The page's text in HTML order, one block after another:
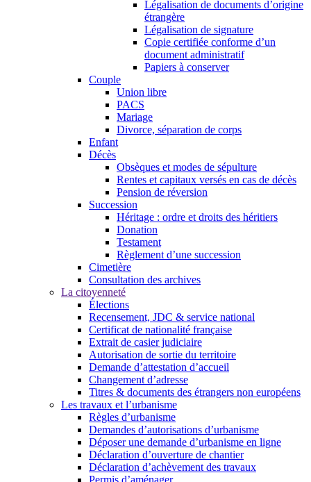
Légalisation de documents d’origine
étrangère
Légalisation de signature
Copie certifiée conforme d’un
document administratif
Papiers à conserver
Couple
Union libre
PACS
Mariage
Divorce, séparation de corps
Enfant
Décès
Obsèques et modes de sépulture
Rentes et capitaux versés en cas de décès
Pension de réversion
Succession
Héritage : ordre et droits des héritiers
Donation
Testament
Règlement d’une succession
Cimetière
Consultation des archives
La citoyenneté
Élections
Recensement, JDC & service national
Certificat de nationalité française
Extrait de casier judiciaire
Autorisation de sortie du territoire
Demande d’attestation d’accueil
Changement d’adresse
Titres & documents des étrangers non européens
Les travaux et l’urbanisme
Règles d’urbanisme
Demandes d’autorisations d’urbanisme
Déposer une demande d’urbanisme en ligne
Déclaration d’ouverture de chantier
Déclaration d’achèvement des travaux
Permis d’aménager